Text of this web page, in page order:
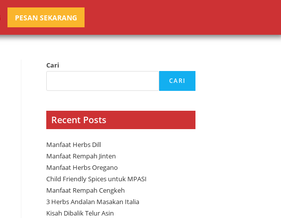
PESAN SEKARANG
Cari
CARI
Recent Posts
Manfaat Herbs Dill
Manfaat Rempah Jinten
Manfaat Herbs Oregano
Child Friendly Spices untuk MPASI
Manfaat Rempah Cengkeh
3 Herbs Andalan Masakan Italia
Kisah Dibalik Telur Asin